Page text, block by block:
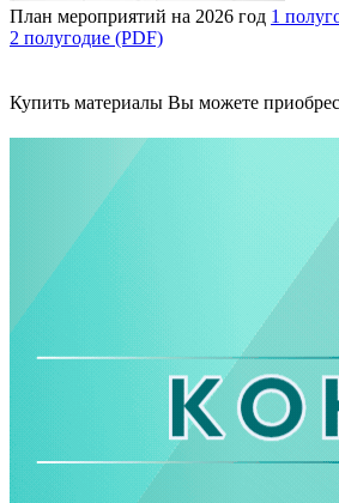
План мероприятий на 2026 год 1
2 полугодие (PDF)
Купить материалы Вы можете